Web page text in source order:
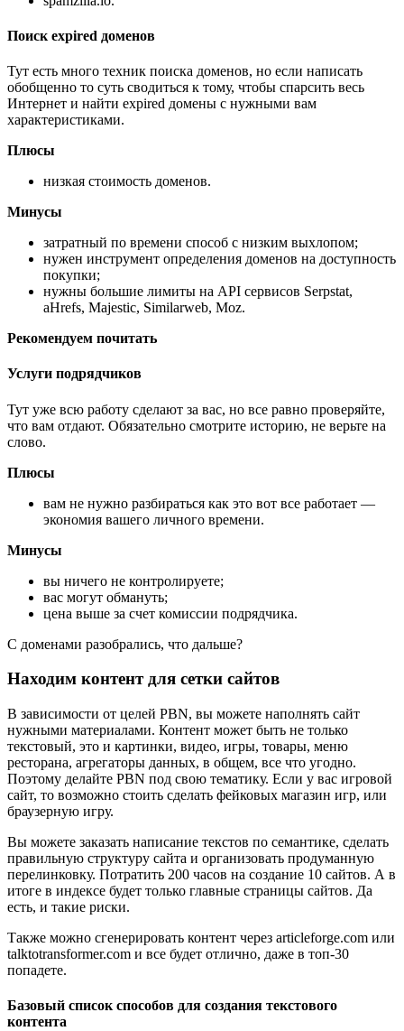
Поиск expired доменов
Тут есть много техник поиска доменов, но если написать
обобщенно то суть сводиться к тому, чтобы спарсить весь
Интернет и найти expired домены с нужными вам
характеристиками.
Плюсы
низкая стоимость доменов.
Минусы
затратный по времени способ с низким выхлопом;
нужен инструмент определения доменов на доступность
покупки;
нужны большие лимиты на API сервисов Serpstat,
aHrefs, Majestic, Similarweb, Moz.
Рекомендуем почитать
Услуги подрядчиков
Тут уже всю работу сделают за вас, но все равно проверяйте,
что вам отдают. Обязательно смотрите историю, не верьте на
слово.
Плюсы
вам не нужно разбираться как это вот все работает —
экономия вашего личного времени.
Минусы
вы ничего не контролируете;
вас могут обмануть;
цена выше за счет комиссии подрядчика.
С доменами разобрались, что дальше?
Находим контент для сетки сайтов
В зависимости от целей PBN, вы можете наполнять сайт
нужными материалами. Контент может быть не только
текстовый, это и картинки, видео, игры, товары, меню
ресторана, агрегаторы данных, в общем, все что угодно.
Поэтому делайте PBN под свою тематику. Если у вас игровой
сайт, то возможно стоить сделать фейковых магазин игр, или
браузерную игру.
Вы можете заказать написание текстов по семантике, сделать
правильную структуру сайта и организовать продуманную
перелинковку. Потратить 200 часов на создание 10 сайтов. А в
итоге в индексе будет только главные страницы сайтов. Да
есть, и такие риски.
Также можно сгенерировать контент через articleforge.com или
talktotransformer.com и все будет отлично, даже в топ-30
попадете.
Базовый список способов для создания текстового
контента